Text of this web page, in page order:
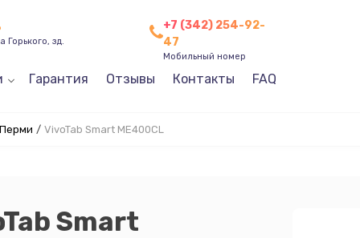
Горького, зд.
+7 (342) 254-92-
47
Мобильный номер
Гарантия Отзывы Контакты FAQ
/ VivoTab Smart ME400CL
Smart